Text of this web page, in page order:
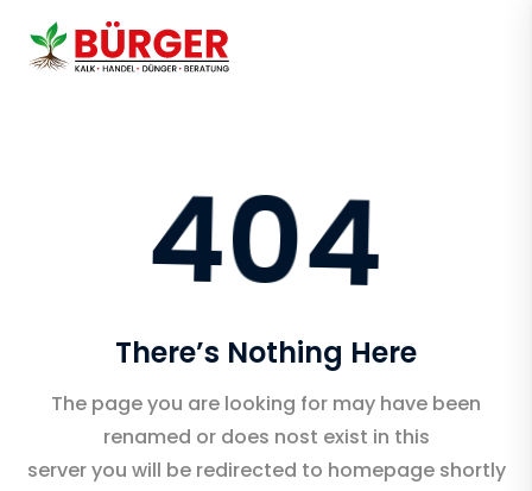
404
There’s Nothing Here
The page you are looking for may have been
renamed or does nost exist in this
server you will be redirected to homepage shortly